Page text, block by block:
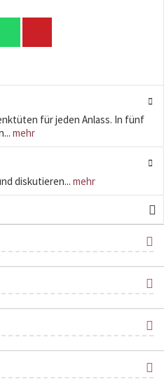
für jeden Anlass. In fünf
mehr
diskutieren... mehr